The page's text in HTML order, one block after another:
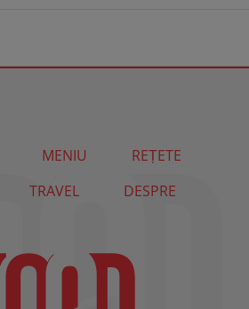
MENIU
REȚETE
TRAVEL DESPRE